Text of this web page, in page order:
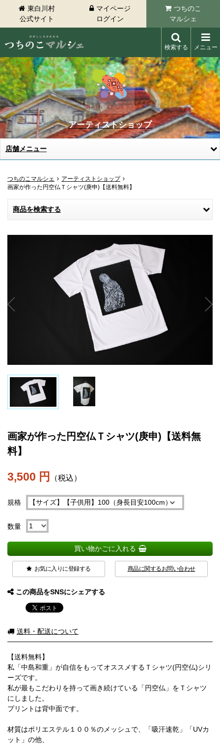
東白川村
公式サイト
マイページ
ログイン
つちのこ
マルシェ
東白川村 つちのこマルシェ
検索する メニュー
アーティストショップ
店舗メニュー
つちのこマルシェ
アーティストショップ
画家が作った円空仏Ｔシャツ(庚申)【送料無料】
商品を検索する
画家が作った円空仏Ｔシャツ(庚申)【送料無
料】
3,500 円 （税込）
規格
数量
買い物かごに入れる
お気に入りに登録する 商品に関するお問い合わせ
この商品をSNSにシェアする
送料・配送について
【送料無料】
私「中島和重」が自信をもってオススメするＴシャツ(円空仏)シリ
ーズです。
私が最もこだわりを持って画き続けている「円空仏」をＴシャツ
にしました。
プリントは背中面です。
材質はポリエステル１００％のメッシュで、「吸汗速乾」「UVカ
ット」の他、